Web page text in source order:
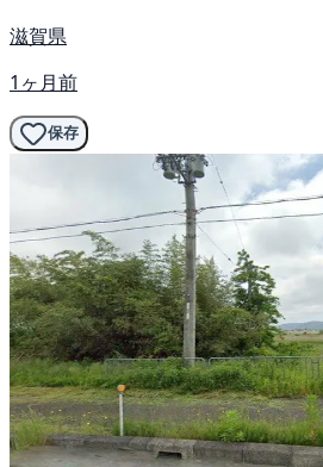
滋賀県
1ヶ月前
保存